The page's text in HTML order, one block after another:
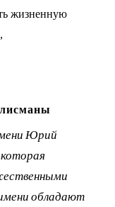
жизненную
Юрий
обладают